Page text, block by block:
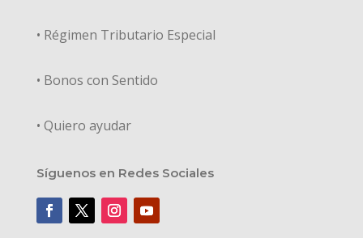
• Régimen Tributario Especial
• Bonos con Sentido
• Quiero ayudar
Síguenos en Redes Sociales